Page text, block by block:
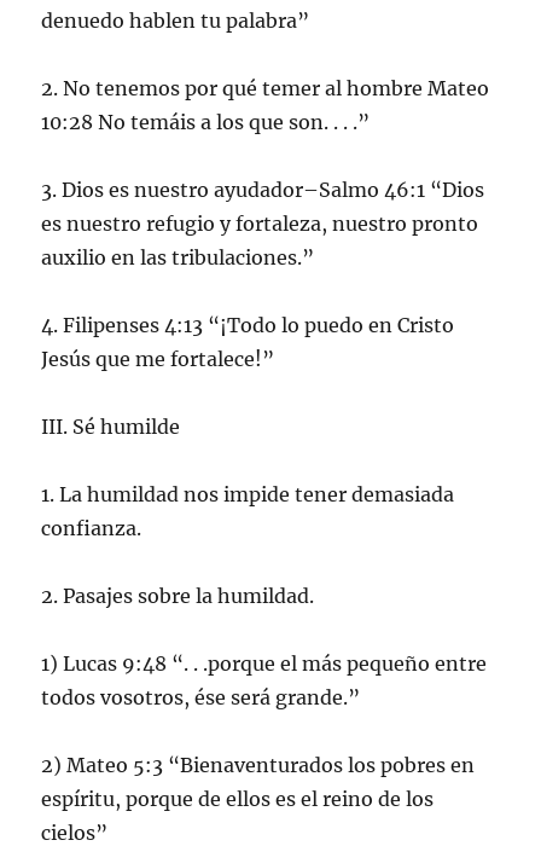
denuedo hablen tu palabra”
2. No tenemos por qué temer al hombre Mateo
10:28 No temáis a los que son. . . .”
3. Dios es nuestro ayudador–Salmo 46:1 “Dios
es nuestro refugio y fortaleza, nuestro pronto
auxilio en las tribulaciones.”
4. Filipenses 4:13 “¡Todo lo puedo en Cristo
Jesús que me fortalece!”
III. Sé humilde
1. La humildad nos impide tener demasiada
confianza.
2. Pasajes sobre la humildad.
1) Lucas 9:48 “. . .porque el más pequeño entre
todos vosotros, ése será grande.”
2) Mateo 5:3 “Bienaventurados los pobres en
espíritu, porque de ellos es el reino de los
cielos”